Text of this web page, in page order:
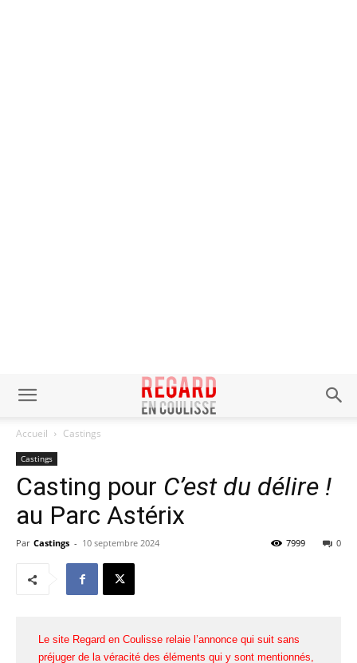
Accueil Castings
Castings
Casting pour C’est du délire !
au Parc Astérix
Par Castings - 10 septembre 2024 0
7999
Le site Regard en Coulisse relaie l’annonce qui suit sans
préjuger de la véracité des éléments qui y sont mentionnés,